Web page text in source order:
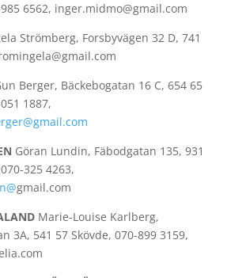
6562, inger.midmo@gmail.com
Strömberg, Forsbyvägen 32 D, 741
Berger, Bäckebogatan 16 C, 654 65
1887,
Göran Lundin, Fäbodgatan 135, 931
325 4263,
gmail.com
Marie-Louise Karlberg,
3A, 541 57 Skövde, 070-899 3159,